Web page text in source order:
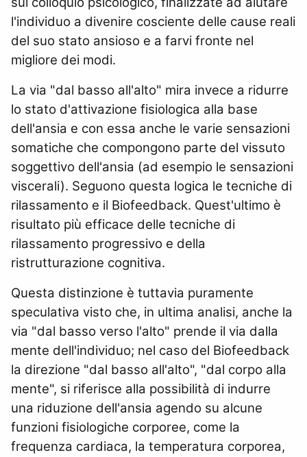
l'individuo a divenire cosciente delle cause reali
del suo stato ansioso e a farvi fronte nel
migliore dei modi.
La via "dal basso all'alto" mira invece a ridurre
lo stato d'attivazione fisiologica alla base
dell'ansia e con essa anche le varie sensazioni
somatiche che compongono parte del vissuto
soggettivo dell'ansia (ad esempio le sensazioni
viscerali). Seguono questa logica le tecniche di
rilassamento e il Biofeedback. Quest'ultimo è
risultato più efficace delle tecniche di
rilassamento progressivo e della
ristrutturazione cognitiva.
Questa distinzione è tuttavia puramente
speculativa visto che, in ultima analisi, anche la
via "dal basso verso l'alto" prende il via dalla
mente dell'individuo; nel caso del Biofeedback
la direzione "dal basso all'alto", "dal corpo alla
mente", si riferisce alla possibilità di indurre
una riduzione dell'ansia agendo su alcune
funzioni fisiologiche corporee, come la
frequenza cardiaca, la temperatura corporea,